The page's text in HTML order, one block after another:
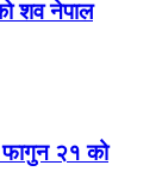
शव नेपाल
फागुन २१ को